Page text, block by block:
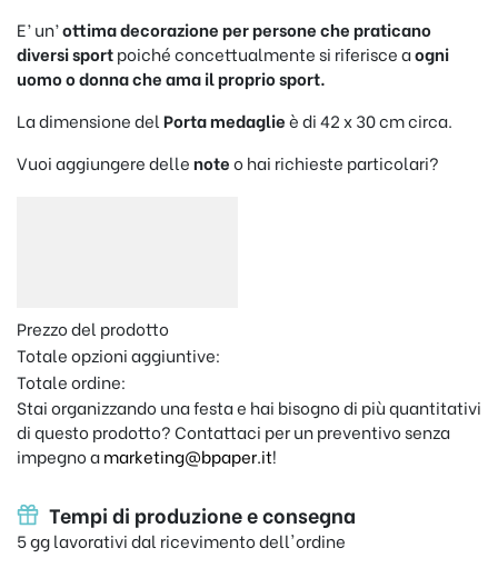
E’ un’ottima decorazione per persone che praticano
diversi sportpoiché concettualmente si riferisce aogni
uomo o donna che ama il proprio sport.
La dimensione del Porta medaglieè di 42 x 30 cm circa.
Vuoi aggiungere dellenoteo hai richieste particolari?
Prezzo del prodotto
Totale opzioni aggiuntive:
Totale ordine:
Stai organizzando una festa e hai bisogno di più quantitativi
di questo prodotto? Contattaci per un preventivo senza
impegno amarketing@bpaper.it!
Tempi di produzione e consegna
5 gg lavorativi dal ricevimento dell'ordine